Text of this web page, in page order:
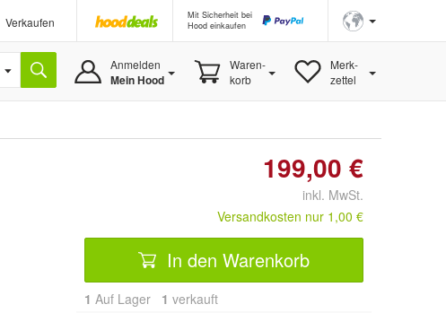
Verkaufen
Mit Sicherheit bei
Hood einkaufen
Anmelden
Mein Hood
Waren-
korb
Merk-
zettel
199,00 €
inkl. MwSt.
Versandkosten nur 1,00 €
In den Warenkorb
1 Auf Lager 1 verkauft